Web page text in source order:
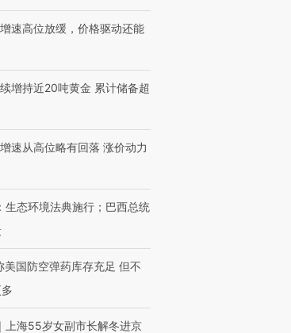
【特别呈现】寻找100种
【商旅对话】华住集团
CFO：不靠规模取胜，华
速高位放缓，价格驱动还能
增持近20吨黄金 累计储备超
速从高位略有回落 涨价动力
生态环境法典施行；巴西总统
美国防空弹药库存充足 但不
上海55岁女副市长解冬进京